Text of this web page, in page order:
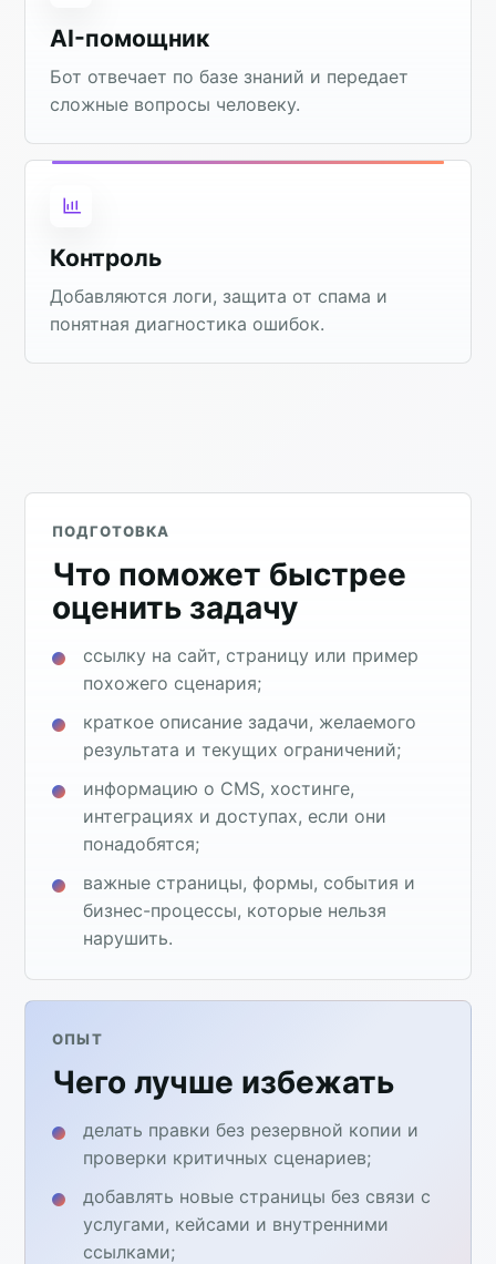
AI-помощник
Бот отвечает по базе знаний и передает
сложные вопросы человеку.
Контроль
Добавляются логи, защита от спама и
понятная диагностика ошибок.
ПОДГОТОВКА
Что поможет быстрее
оценить задачу
ссылку на сайт, страницу или пример
похожего сценария;
краткое описание задачи, желаемого
результата и текущих ограничений;
информацию о CMS, хостинге,
интеграциях и доступах, если они
понадобятся;
важные страницы, формы, события и
бизнес-процессы, которые нельзя
нарушить.
ОПЫТ
Чего лучше избежать
делать правки без резервной копии и
проверки критичных сценариев;
добавлять новые страницы без связи с
услугами, кейсами и внутренними
ссылками;